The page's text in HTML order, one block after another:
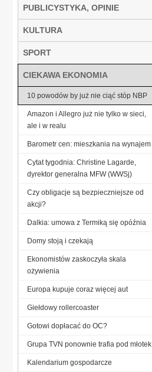
PUBLICYSTYKA, OPINIE
KULTURA
SPORT
CIEKAWA EKONOMIA
10 powodów by już nie ciąć stóp NBP
Amazon i Allegro już nie tylko w sieci,
ale i w realu
Barometr cen: mieszkania na wynajem
Cytat tygodnia: Christine Lagarde,
dyrektor generalna MFW (WWSj)
Czy obligacje są bezpieczniejsze od
akcji?
Dalkia: umowa z Termiką się opóźnia
Domy stoją i czekają
Ekonomistów zaskoczyła skala
ożywienia
Europa kupuje coraz więcej aut
Giełdowy rollercoaster
Gotowi dopłacać do OC?
Grupa TVN ponownie trafia pod młotek
Kalendarium gospodarcze